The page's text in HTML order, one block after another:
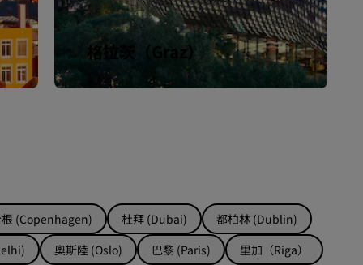
格拉茨（Graz）
(Copenhagen) 杜拜 (Dubai)
都柏林 (Dublin)
奧斯陸 (Oslo) 巴黎 (Paris) 里加（Riga）